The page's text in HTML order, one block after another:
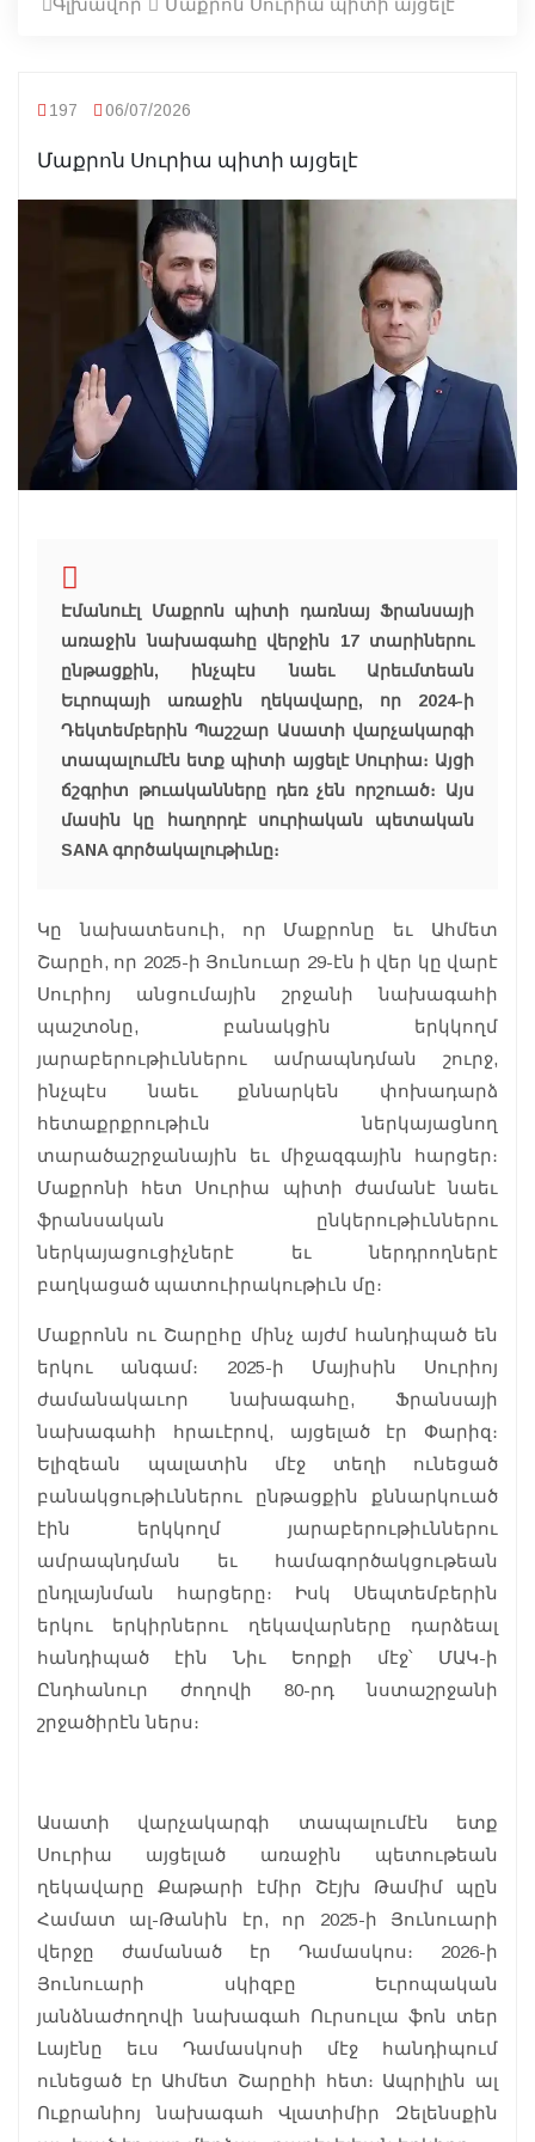
197 06/07/2026
Մաքրոն Սուրիա պիտի այցելէ
Էմանուէլ Մաքրոն պիտի դառնայ Ֆրանսայի
առաջին նախագահը վերջին 17 տարիներու
ընթացքին, ինչպէս նաեւ Արեւմտեան
Եւրոպայի առաջին ղեկավարը, որ 2024-ի
Դեկտեմբերին Պաշշար Ասատի վարչակարգի
տապալումէն ետք պիտի այցելէ Սուրիա։ Այցի
ճշգրիտ թուականները դեռ չեն որշուած։ Այս
մասին կը հաղորդէ սուրիական պետական
SANA գործակալութիւնը։
Կը նախատեսուի, որ Մաքրոնը եւ Ահմետ
Շարըհ, որ 2025-ի Յունուար 29-էն ի վեր կը վարէ
Սուրիոյ անցումային շրջանի նախագահի
պաշտօնը, բանակցին երկկողմ
յարաբերութիւններու ամրապնդման շուրջ,
ինչպէս նաեւ քննարկեն փոխադարձ
հետաքրքրութիւն ներկայացնող
տարածաշրջանային եւ միջազգային հարցեր։
Մաքրոնի հետ Սուրիա պիտի ժամանէ նաեւ
ֆրանսական ընկերութիւններու
ներկայացուցիչներէ եւ ներդրողներէ
բաղկացած պատուիրակութիւն մը։
Մաքրոնն ու Շարըհը մինչ այժմ հանդիպած են
երկու անգամ։ 2025-ի Մայիսին Սուրիոյ
ժամանակաւոր նախագահը, Ֆրանսայի
նախագահի հրաւէրով, այցելած էր Փարիզ։
Ելիզեան պալատին մէջ տեղի ունեցած
բանակցութիւններու ընթացքին քննարկուած
էին երկկողմ յարաբերութիւններու
ամրապնդման եւ համագործակցութեան
ընդլայնման հարցերը։ Իսկ Սեպտեմբերին
երկու երկիրներու ղեկավարները դարձեալ
հանդիպած էին Նիւ Եորքի մէջ՝ ՄԱԿ-ի
Ընդհանուր ժողովի 80-րդ նստաշրջանի
շրջածիրէն ներս։
Ասատի վարչակարգի տապալումէն ետք
Սուրիա այցելած առաջին պետութեան
ղեկավարը Քաթարի էմիր Շէյխ Թամիմ պըն
Համատ ալ-Թանին էր, որ 2025-ի Յունուարի
վերջը ժամանած էր Դամասկոս։ 2026-ի
Յունուարի սկիզբը Եւրոպական
յանձնաժողովի նախագահ Ուրսուլա ֆոն տեր
Լայէնը եւս Դամասկոսի մէջ հանդիպում
ունեցած էր Ահմետ Շարըհի հետ։ Ապրիլին ալ
Ուքրանիոյ նախագահ Վլատիմիր Զելենսքին